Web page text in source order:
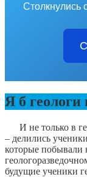
Столкнулись
Я б
И не только в
– делились
которые побывали
будущие ученики